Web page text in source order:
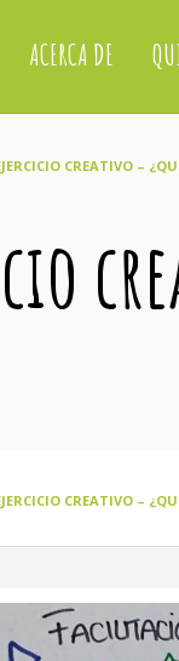
ACERCA DE
CREATIVO –
CREATIVO –